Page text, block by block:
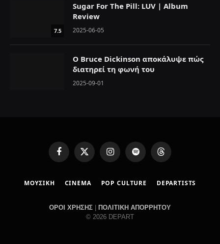
7.5
Sugar For The Pill: LUV | Album
Review
2025-06-05
Ο Bruce Dickinson αποκάλυψε πώς
διατηρεί τη φωνή του
2025-09-01
F
o
X
w
t
e
I
t
r
a
S
t
y
T
e
s
ΜΟΥΣΙΚΗ CINEMA POP CULTURE DEPARTISTS
ΟΡΟΙ ΧΡΗΣΗΣ
ΠΟΛΙΤΙΚΗ ΑΠΟΡΡΗΤΟΥ
© 2026 DEPART